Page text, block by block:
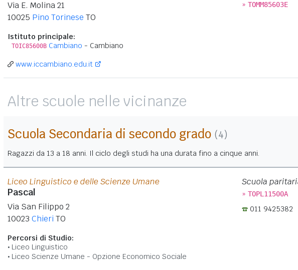
Via E. Molina 21
10025 Pino Torinese TO
Istituto principale:
TOIC85600B Cambiano - Cambiano
» TOMM85603E
www.iccambiano.edu.it
Altre scuole nelle vicinanze
Scuola Secondaria di secondo grado (4)
Ragazzi da 13 a 18 anni. Il ciclo degli studi ha una durata fino a cinque anni.
Liceo Linguistico e delle Scienze Umane
Pascal
Via San Filippo 2
10023 Chieri TO
Percorsi di Studio:
Liceo Linguistico
Liceo Scienze Umane - Opzione Economico Sociale
Scuola
» TOPL11500A
011 9425382